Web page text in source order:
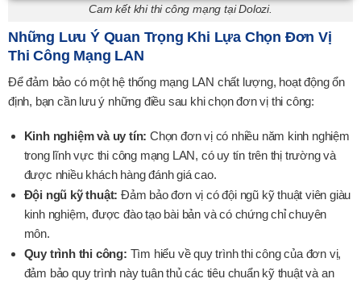
Cam kết khi thi công mạng tại Dolozi.
Những Lưu Ý Quan Trọng Khi Lựa Chọn Đơn Vị
Thi Công Mạng LAN
Để đảm bảo có một hệ thống mạng LAN chất lượng, hoạt động ổn
định, bạn cần lưu ý những điều sau khi chọn đơn vị thi công:
Kinh nghiệm và uy tín: Chọn đơn vị có nhiều năm kinh nghiệm
trong lĩnh vực thi công mạng LAN, có uy tín trên thị trường và
được nhiều khách hàng đánh giá cao.
Đội ngũ kỹ thuật: Đảm bảo đơn vị có đội ngũ kỹ thuật viên giàu
kinh nghiệm, được đào tạo bài bản và có chứng chỉ chuyên
môn.
Quy trình thi công: Tìm hiểu về quy trình thi công của đơn vị,
đảm bảo quy trình này tuân thủ các tiêu chuẩn kỹ thuật và an